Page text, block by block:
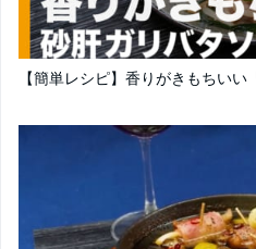
【簡単レシピ】香りがきもちい